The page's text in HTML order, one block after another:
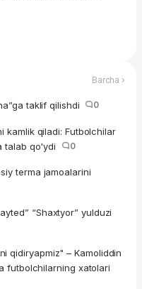
Barcha ›
taklif qilishdi 0
kamlik qiladi: Futbolchilar
talab qo'ydi
0
terma jamoalarini
“Shaxtyor” yulduzi
qidiryapmiz" – Kamoliddin
futbolchilarning xatolari